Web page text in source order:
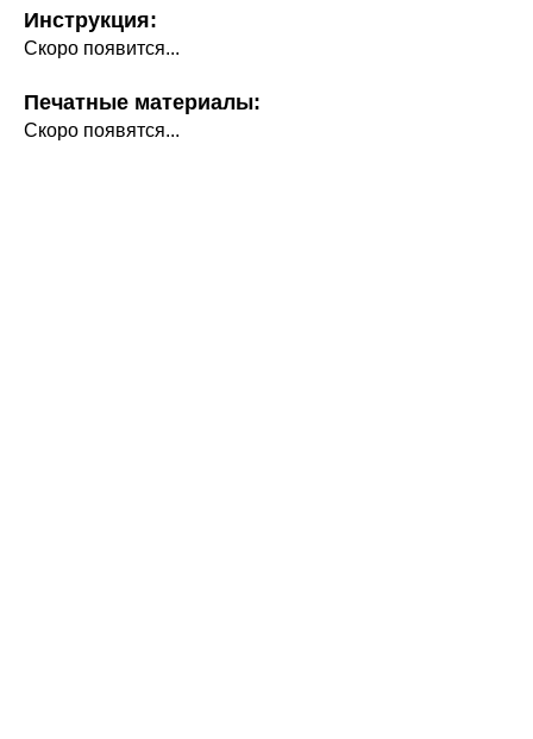
Инструкция:
Скоро появится...
Печатные материалы:
Скоро появятся...